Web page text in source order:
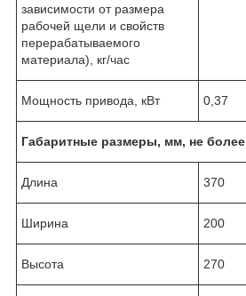
зависимости от размера
рабочей щели и свойств
перерабатываемого
материала), кг/час
Мощность привода, кВт 0,37
Габаритные размеры, мм, не более
Длина 370
Ширина 200
Высота 270